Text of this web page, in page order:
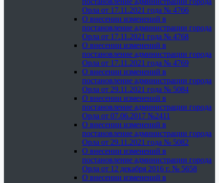
Орла от 17.11.2021 года № 4766
О внесении изменений в
постановление администрации города
Орла от 17.11.2021 года № 4768
О внесении изменений в
постановление администрации города
Орла от 17.11.2021 года № 4769
О внесении изменений в
постановление администрации города
Орла от 29.11.2021 года № 5084
О внесении изменений в
постановление администрации города
Орла от 07.06.2017 №2411
О внесении изменений в
постановление администрации города
Орла от 29.11.2021 года № 5082
О внесении изменений в
постановление администрации города
Орла от 12 декабря 2016 г. № 5658
О внесении изменений в